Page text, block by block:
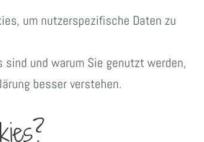
um nutzerspezifische Daten zu
und warum Sie genutzt werden,
besser verstehen.